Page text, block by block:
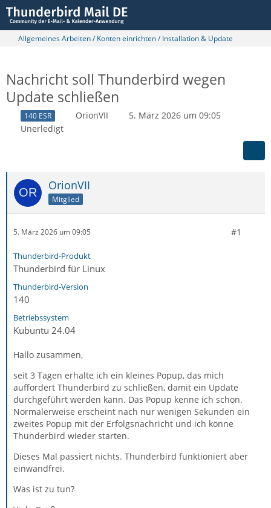
Allgemeines Arbeiten / Konten einrichten / Installation & Update
Nachricht soll Thunderbird wegen
Update schließen
140 ESR OrionVII
5. März 2026 um 09:05
Unerledigt
OrionVII
Mitglied
5. März 2026 um 09:05 #1
Thunderbird-Produkt
Thunderbird für Linux
Thunderbird-Version
140
Betriebssystem
Kubuntu 24.04
Hallo zusammen,
seit 3 Tagen erhalte ich ein kleines Popup, das mich
auffordert Thunderbird zu schließen, damit ein Update
durchgeführt werden kann. Das Popup kenne ich schon.
Normalerweise erscheint nach nur wenigen Sekunden ein
zweites Popup mit der Erfolgsnachricht und ich könne
Thunderbird wieder starten.
Dieses Mal passiert nichts. Thunderbird funktioniert aber
einwandfrei.
Was ist zu tun?